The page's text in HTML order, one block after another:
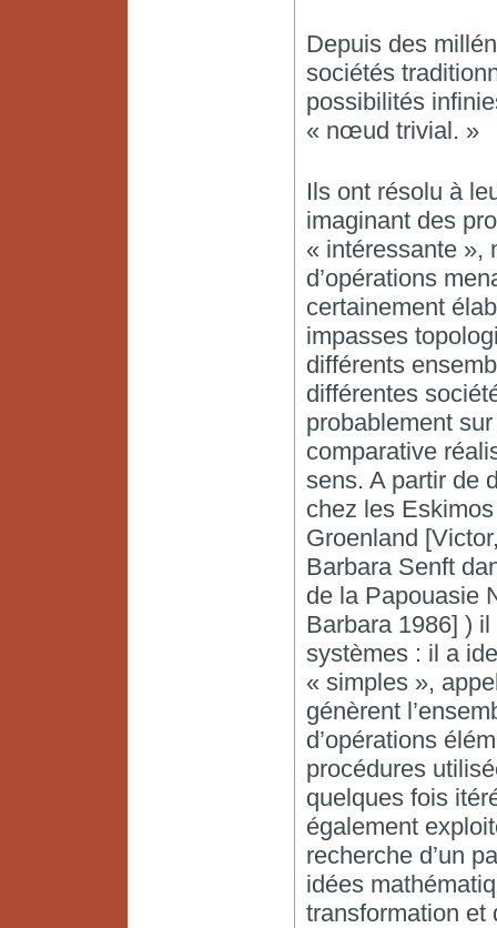
Depuis des
sociétés
possibilités
« nœud trivial. »
Ils ont résolu à
imaginant des
« intéressante »,
d’opérations
certainement
impasses
différents
différentes
probablement
comparative
sens. A partir de
chez les
Groenland
Barbara Senft
de la Papouasie
Barbara 1986] )
systèmes : il a
« simples »,
génèrent
d’opérations
procédures
quelques fois
également
recherche d’un
idées
transformation et